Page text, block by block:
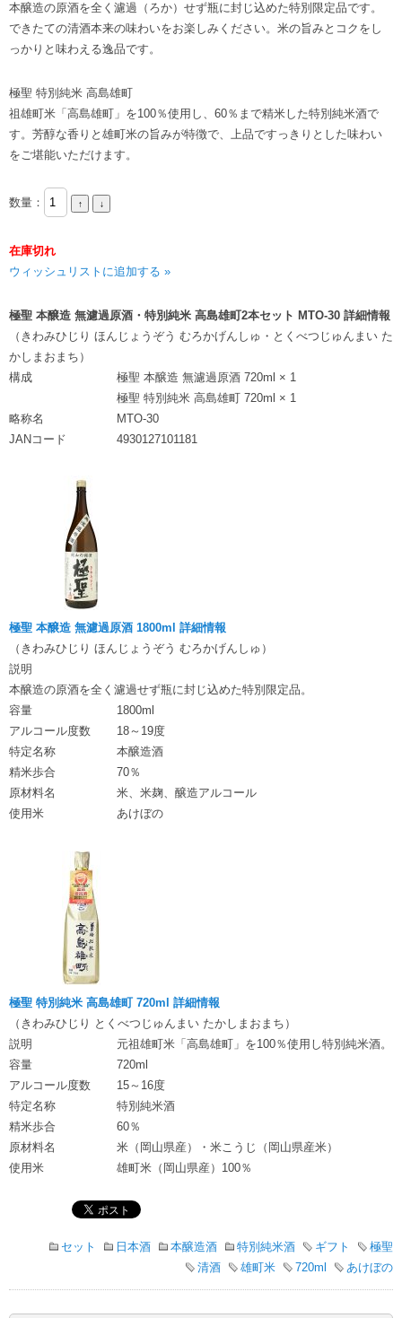
本醸造の原酒を全く濾過（ろか）せず瓶に封じ込めた特別限定品です。
できたての清酒本来の味わいをお楽しみください。米の旨みとコクをし
っかりと味わえる逸品です。
極聖 特別純米 高島雄町
祖雄町米「高島雄町」を100％使用し、60％まで精米した特別純米酒で
す。芳醇な香りと雄町米の旨みが特徴で、上品ですっきりとした味わい
をご堪能いただけます。
数量：
在庫切れ
ウィッシュリストに追加する »
極聖 本醸造 無濾過原酒・特別純米 高島雄町2本セット MTO-30 詳細情報
（きわみひじり ほんじょうぞう むろかげんしゅ・とくべつじゅんまい た
かしまおまち）
構成
極聖 本醸造 無濾過原酒 720ml × 1
極聖 特別純米 高島雄町 720ml × 1
略称名
MTO-30
JANコード
4930127101181
極聖 本醸造 無濾過原酒 1800ml 詳細情報
（きわみひじり ほんじょうぞう むろかげんしゅ）
説明
本醸造の原酒を全く濾過せず瓶に封じ込めた特別限定品。
容量
1800ml
アルコール度数
18～19度
特定名称
本醸造酒
精米歩合
70％
原材料名
米、米麹、醸造アルコール
使用米
あけぼの
極聖 特別純米 高島雄町 720ml 詳細情報
（きわみひじり とくべつじゅんまい たかしまおまち）
説明
元祖雄町米「高島雄町」を100％使用し特別純米酒。
容量
720ml
アルコール度数
15～16度
特定名称
特別純米酒
精米歩合
60％
原材料名
米（岡山県産）・米こうじ（岡山県産米）
使用米
雄町米（岡山県産）100％
セット 日本酒 本醸造酒 特別純米酒 ギフト
極聖
清酒
雄町米 720ml あけぼの